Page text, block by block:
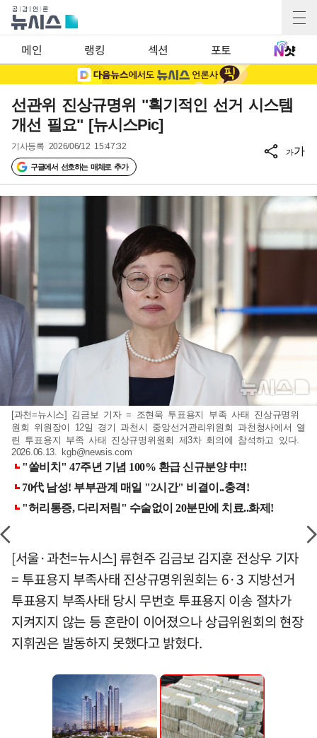
메인 랭킹 섹션 포토
선관위 진상규명위 "획기적인 선거 시스템
개선 필요" [뉴시스Pic]
기사등록 2026/06/12 15:47:32
구글에서 선호하는 매체로 추가
가가
[과천=뉴시스] 김금보 기자 = 조현욱 투표용지 부족 사태 진상규명위
원회 위원장이 12일 경기 과천시 중앙선거관리위원회 과천청사에서 열
린 투표용지 부족 사태 진상규명위원회 제3차 회의에 참석하고 있다.
2026.06.13. kgb@newsis.com
[서울·과천=뉴시스] 류현주 김금보 김지훈 전상우 기자
= 투표용지 부족사태 진상규명위원회는 6·3 지방선거
투표용지 부족사태 당시 무번호 투표용지 이송 절차가
지켜지지 않는 등 혼란이 이어졌으나 상급위원회의 현장
지휘권은 발동하지 못했다고 밝혔다.